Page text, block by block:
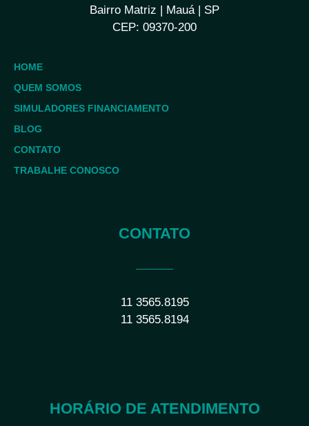
Bairro Matriz | Mauá | SP
CEP: 09370-200
HOME
QUEM SOMOS
SIMULADORES FINANCIAMENTO
BLOG
CONTATO
TRABALHE CONOSCO
CONTATO
11 3565.8195
11 3565.8194
HORÁRIO DE ATENDIMENTO